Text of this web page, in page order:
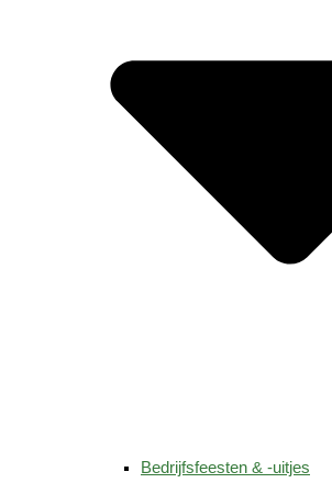
Bedrijfsfeesten & -uitjes